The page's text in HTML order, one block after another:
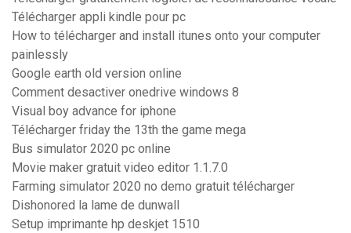
Télécharger appli kindle pour pc
How to télécharger and install itunes onto your computer
painlessly
Google earth old version online
Comment desactiver onedrive windows 8
Visual boy advance for iphone
Télécharger friday the 13th the game mega
Bus simulator 2020 pc online
Movie maker gratuit video editor 1.1.7.0
Farming simulator 2020 no demo gratuit télécharger
Dishonored la lame de dunwall
Setup imprimante hp deskjet 1510